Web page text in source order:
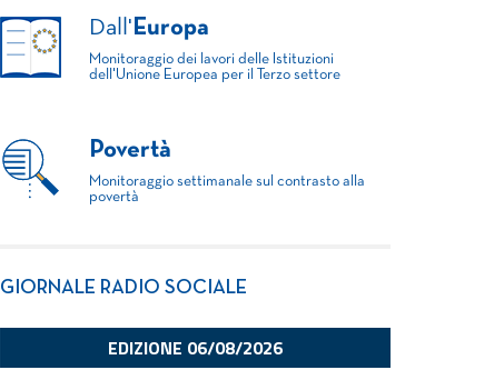
Dall' Europa
Monitoraggio dei lavori delle Istituzioni
dell'Unione Europea per il Terzo settore
Povertà
Monitoraggio settimanale sul contrasto alla
povertà
GIORNALE RADIO SOCIALE